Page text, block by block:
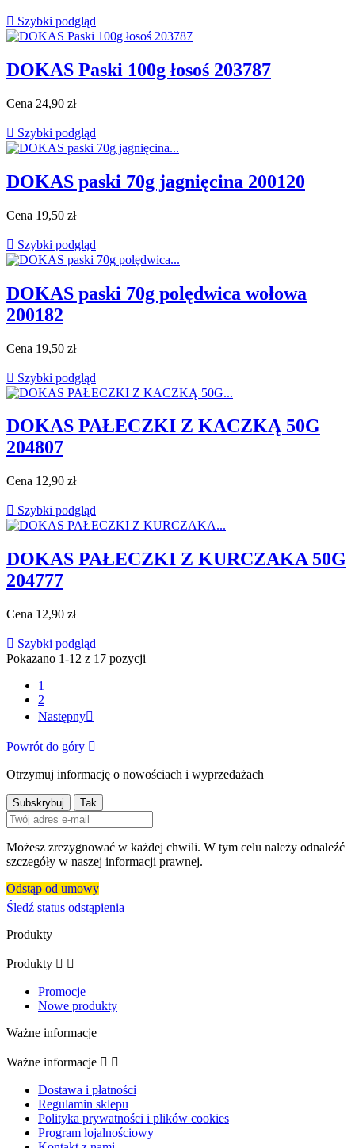
 Szybki podgląd
DOKAS Paski 100g łosoś 203787
Cena 24,90 zł
 Szybki podgląd
DOKAS paski 70g jagnięcina 200120
Cena 19,50 zł
 Szybki podgląd
DOKAS paski 70g polędwica wołowa
200182
Cena 19,50 zł
 Szybki podgląd
DOKAS PAŁECZKI Z KACZKĄ 50G
204807
Cena 12,90 zł
 Szybki podgląd
DOKAS PAŁECZKI Z KURCZAKA 50G
204777
Cena 12,90 zł
 Szybki podgląd
Pokazano 1-12 z 17 pozycji
1
2
Następny
Powrót do góry 
Otrzymuj informację o nowościach i wyprzedażach
Możesz zrezygnować w każdej chwili. W tym celu należy odnaleźć
szczegóły w naszej informacji prawnej.
Odstąp od umowy
Śledź status odstąpienia
Produkty
Produkty  
Promocje
Nowe produkty
Ważne informacje
Ważne informacje  
Dostawa i płatności
Regulamin sklepu
Polityka prywatności i plików cookies
Program lojalnościowy